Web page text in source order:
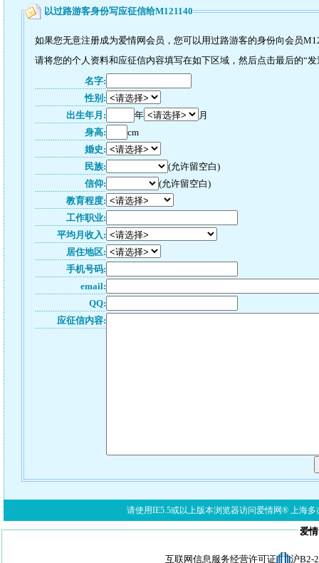
以过路游客身份写应征信给M121140
如果您无意注册成为爱情网会员，您可以用过路游客的身份向会员
请将您的个人资料和应征信内容填写在如下区域，然后点击最后的“
名字:
性别:
出生年月:
年
月
身高:
cm
婚史:
民族:
(允许留空白)
信仰:
(允许留空白)
教育程度:
工作职业:
平均月收入:
居住地区:
手机号码:
email:
QQ:
应征信内容:
请使用IE5.5或以上版本浏览器访问爱情网® 上海多
爱
互联网信息服务经营许可证 沪B2-